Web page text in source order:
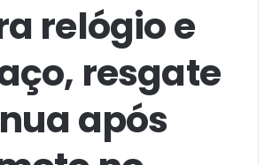
relógio e
resgate
após